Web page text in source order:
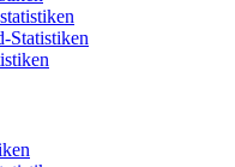
Statistiken